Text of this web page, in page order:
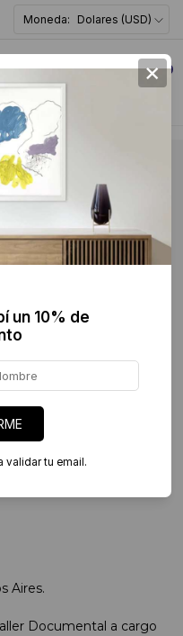
Moneda: Dolares (USD)
0
Aires.
Documental a cargo
×
un 10% de
validar tu email.